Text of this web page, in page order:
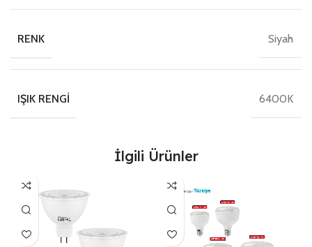
RENK Siyah
IŞIK RENGI 6400K
İlgili Ürünler